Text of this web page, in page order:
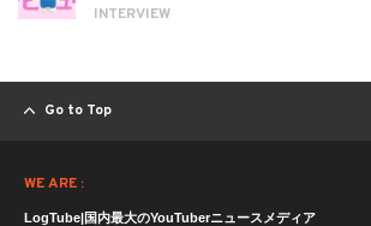
INTERVIEW
Go to Top
WE ARE :
LogTube|国内最大のYouTuberニュースメディア